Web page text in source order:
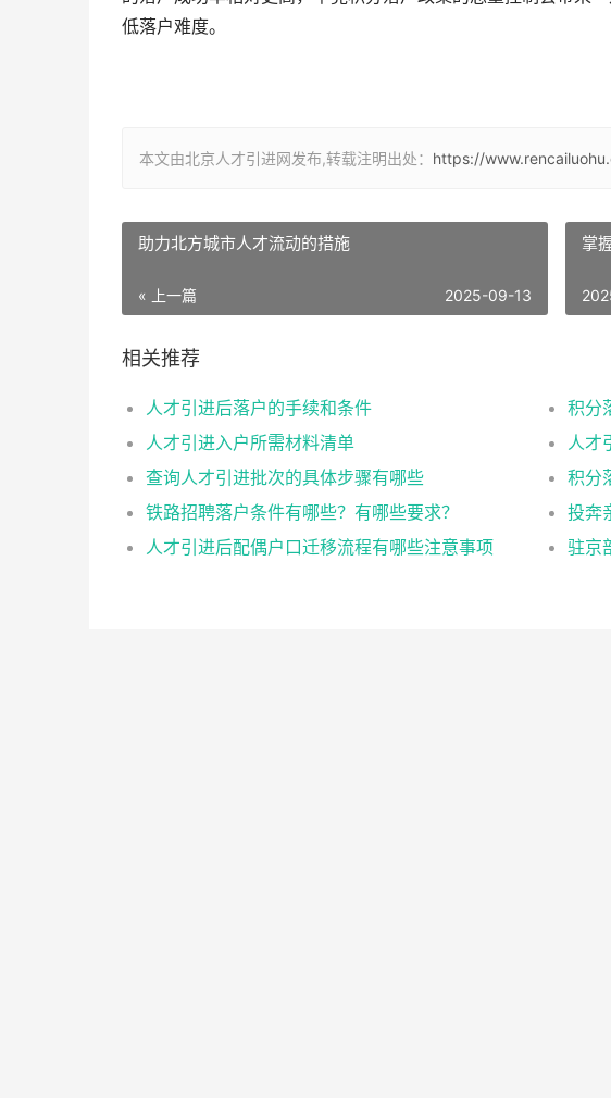
低落户难度。
本文由北京人才引进网发布,转载注明出处： https://
助力北方城市人才流动的措施
« 上一篇 2025-09-13
掌
相关推荐
人才引进后落户的手续和条件
积分
人才引进入户所需材料清单
人才
查询人才引进批次的具体步骤有哪些
积分
铁路招聘落户条件有哪些？有哪些要求？
投奔
人才引进后配偶户口迁移流程有哪些注意事项
驻京